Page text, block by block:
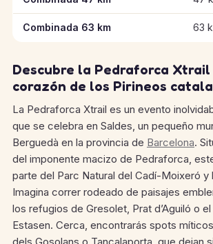
Combinada 63 km 63
Descubre la Pedraforca Xtrail
corazón de los Pirineos
La Pedraforca Xtrail es un evento
que se celebra en Saldes, un pequeño
Berguedà en la provincia de Barcelona.
del imponente macizo de Pedraforca,
parte del Parc Natural del Cadí-Moixeró y
Imagina correr rodeado de paisajes
los refugios de Gresolet, Prat d’Aguiló o
Estasen. Cerca, encontrarás spots míticos